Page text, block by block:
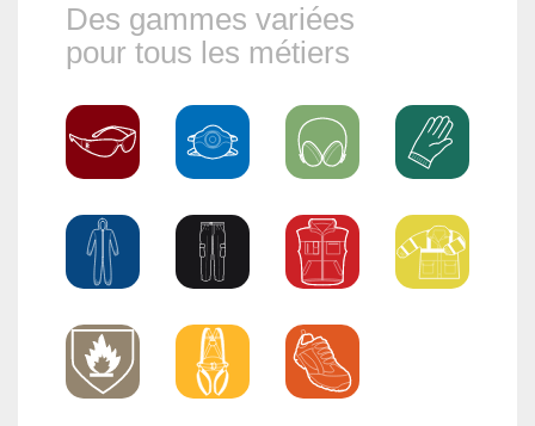
Des gammes variées
pour tous les métiers